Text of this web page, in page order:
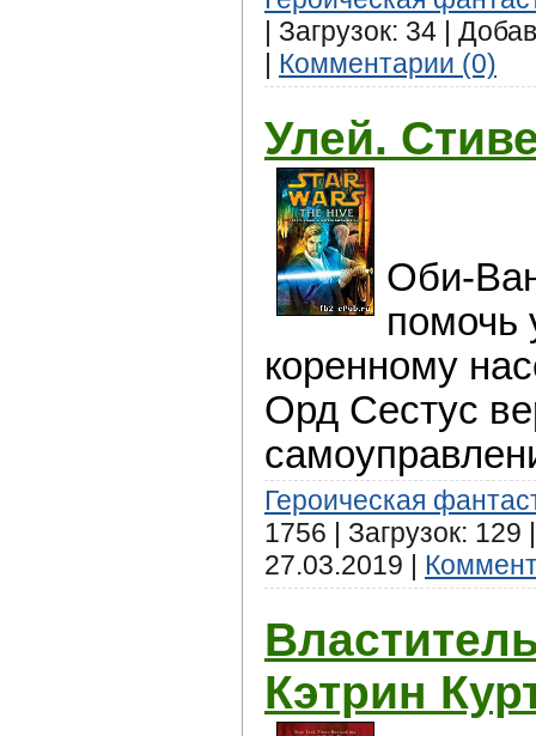
| Загрузок: 34 |
| Комментарии (0)
Улей.
Оби-
помочь
коренному
Орд Сестус
Героическая
1756 | Загрузок:
27.03.2019 |
Кэтрин